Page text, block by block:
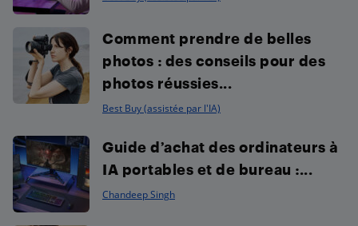
Comment prendre de belles
photos : des conseils pour des
photos réussies...
Best Buy (assistée par l'IA)
Guide d’achat des ordinateurs à
IA portables et de bureau :...
Chandeep Singh